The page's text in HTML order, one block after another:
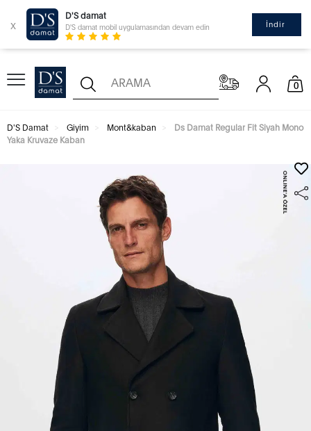
x
D'S damat
D'S damat mobil uygulamasından devam edin İndir
0
D'S Damat Giyim Mont&kaban
Ds Damat Regular Fit Siyah Mono
Yaka Kruvaze Kaban